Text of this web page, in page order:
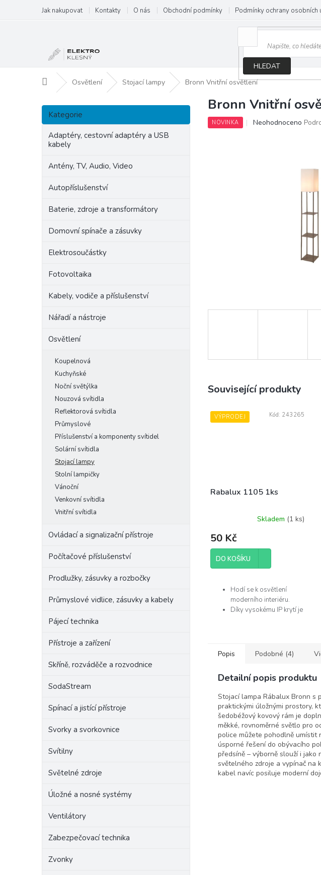
obsah
Jak nakupovat Kontakty O nás Obchodní podmínky Podmínky ochrany osobních
HLEDAT
Domů Osvětlení Stojací lampy Bronn Vnitřní osvětlení
P
s
Přeskočit
kategorie
Kategorie
Adaptéry, cestovní adaptéry a USB
kabely
Antény, TV, Audio, Video
Autopříslušenství
Baterie, zdroje a transformátory
Domovní spínače a zásuvky
Elektrosoučástky
Fotovoltaika
Kabely, vodiče a příslušenství
Nářadí a nástroje
Osvětlení
Koupelnová
Kuchyňské
Noční světýlka
Nouzová svítidla
Reflektorová svítidla
Průmyslové
Příslušenství a komponenty svítidel
Solární svítidla
Stojací lampy
Stolní lampičky
Vánoční
Venkovní svítidla
Vnitřní svítidla
Ovládací a signalizační přístroje
Počítačové příslušenství
Prodlužky, zásuvky a rozbočky
Průmyslové vidlice, zásuvky a kabely
Pájecí technika
Přístroje a zařízení
Skříně, rozváděče a rozvodnice
SodaStream
Spínací a jistící přístroje
Svorky a svorkovnice
Svítilny
Světelné zdroje
Úložné a nosné systémy
Ventilátory
Zabezpečovací technika
Zvonky
Bronn Vnitřní
NOVINKA
Průměrné
Neohodnoceno
Související produkty
VÝPRODEJ
Rabalux 1105 1ks
Skladem (1 ks)
50 Kč
DO KOŠÍKU
Hodí se k osvětlení
moderního interiéru.
Díky vysokému IP krytí je
balení.
Kód: 243265
Popis Podobné (4)
Detailní popis produktu
Stojací lampa Rábalux Bronn s
praktickými úložnými prostory,
šedobéžový kovový rám je
měkké, rovnoměrné světlo pro
police můžete pohodlně umístit
úsporné řešení do obývacího
předsíně – výborně slouží i jako
světelného zdroje a vypínač na
kabel navíc posiluje moderní